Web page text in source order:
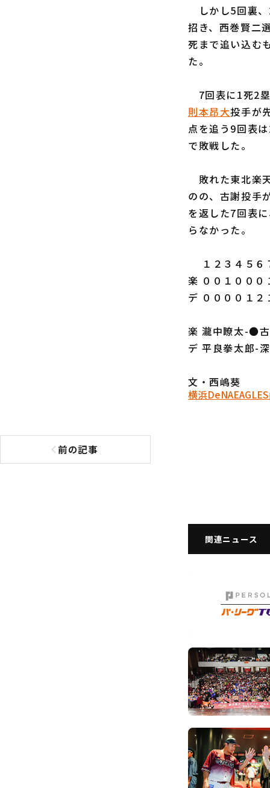
しかし5回裏、
招き、西巻賢二
死まで追い込む
た。
7回表に1死2
則本昂大投手が
点を追う9回表
で敗戦した。
敗れた東北楽
のの、古謝投手
を返した7回表
らなかった。
１２３４５６
楽 ００１０００
デ ００００１２
楽 瀧中瞭太-●
デ 平良拳太郎-
文・西嶋葵
横浜DeNAEAGLES
前の記事
前の記事へ
関連ニュース